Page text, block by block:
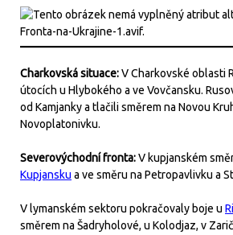
Charkovská situace:V Charkovské oblasti
útocích u Hlybokého a ve Vovčansku.
od Kamjanky a tlačili směrem na Novou
Novoplatonivku.
Severovýchodní fronta:V kupjanském
Kupjansku a ve směru na Petropavlivku a
V lymanském sektoru pokračovaly boje u
směrem na Šadryholové, u Kolodjaz, v